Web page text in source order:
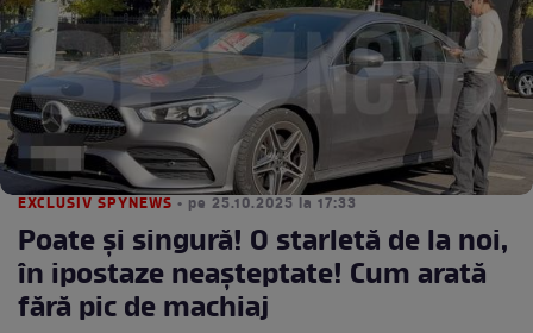
EXCLUSIV SPYNEWS • pe 25.10.2025 la 17:33
Poate şi singură! O starletă de la noi,
în ipostaze neaşteptate! Cum arată
fără pic de machiaj